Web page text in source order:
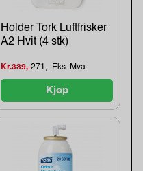
Holder Tork Luftfrisker
A2 Hvit (4 stk)
Kr.339,-271,- Eks. Mva.
Kjøp